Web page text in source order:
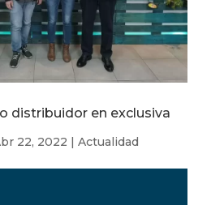
distribuidor en exclusiva
22, 2022 Actualidad